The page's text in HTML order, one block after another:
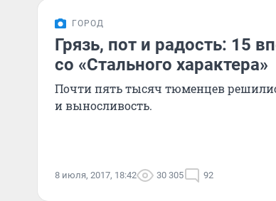
ГОРОД
Грязь, пот и радость: 15
со «Стального характера»
Почти пять тысяч тюменцев
и выносливость.
8 июля, 2017, 18:42 30 305 92